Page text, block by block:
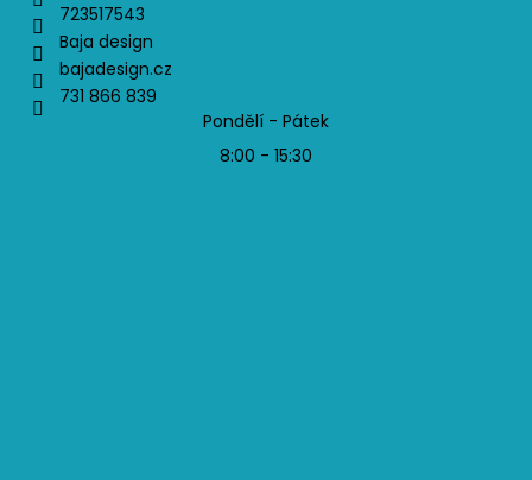
723517543
Baja design
bajadesign.cz
731 866 839
Pondělí - Pátek
8:00 - 15:30